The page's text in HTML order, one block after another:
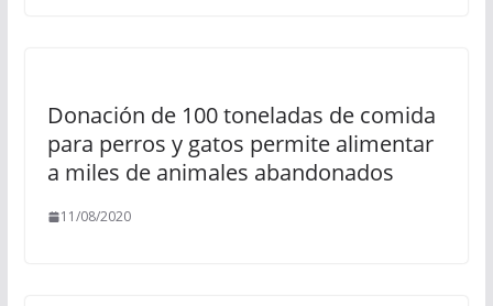
Donación de 100 toneladas de comida
para perros y gatos permite alimentar
a miles de animales abandonados
11/08/2020